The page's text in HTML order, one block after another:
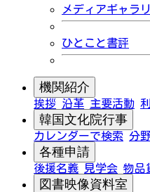
メディアギャラ
ひとこと書評
機関紹介
挨拶 沿革 主要活動
韓国文化院行事
カレンダーで検索 分
各種申請
後援名義 見学会 物品
図書映像資料室